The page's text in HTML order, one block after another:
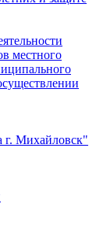
местного
г. Михайловск"